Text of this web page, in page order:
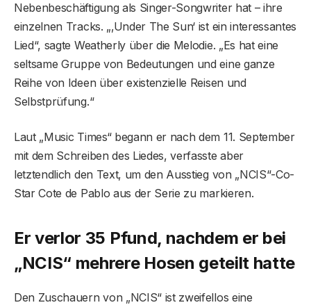
Nebenbeschäftigung als Singer-Songwriter hat – ihre
einzelnen Tracks. „‚Under The Sun‘ ist ein interessantes
Lied“, sagte Weatherly über die Melodie. „Es hat eine
seltsame Gruppe von Bedeutungen und eine ganze
Reihe von Ideen über existenzielle Reisen und
Selbstprüfung.“
Laut „Music Times“ begann er nach dem 11. September
mit dem Schreiben des Liedes, verfasste aber
letztendlich den Text, um den Ausstieg von „NCIS“-Co-
Star Cote de Pablo aus der Serie zu markieren.
Er verlor 35 Pfund, nachdem er bei
„NCIS“ mehrere Hosen geteilt hatte
Den Zuschauern von „NCIS“ ist zweifellos eine